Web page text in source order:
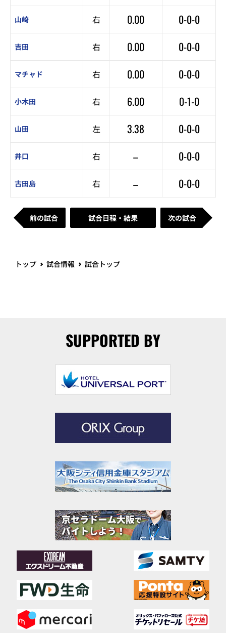
山崎 右 0.00 0-0-0
吉田 右 0.00 0-0-0
マチャド 右 0.00 0-0-0
小木田 右 6.00 0-1-0
山田 左 3.38 0-0-0
井口 右 – 0-0-0
古田島 右 – 0-0-0
前の試合 試合日程・結果 次の試合
トップ 試合情報 試合トップ
SUPPORTED BY